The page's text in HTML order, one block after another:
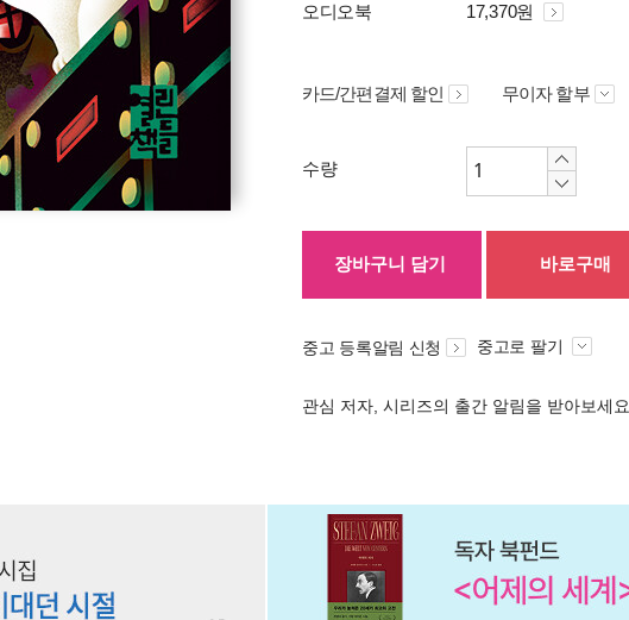
오디오북 17,370원
카드/간편결제 할인 무이자 할부
수량
장바구니 담기 바로구매
중고 등록알림 신청 중고로 팔기
관심 저자, 시리즈의 출간 알림을 받아보세요